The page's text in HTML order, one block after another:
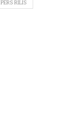
PERS RILIS